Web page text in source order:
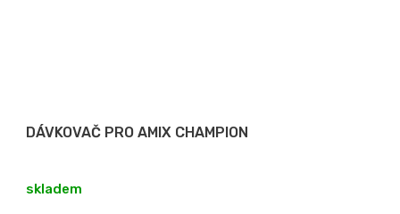
DÁVKOVAČ PRO AMIX CHAMPION
skladem